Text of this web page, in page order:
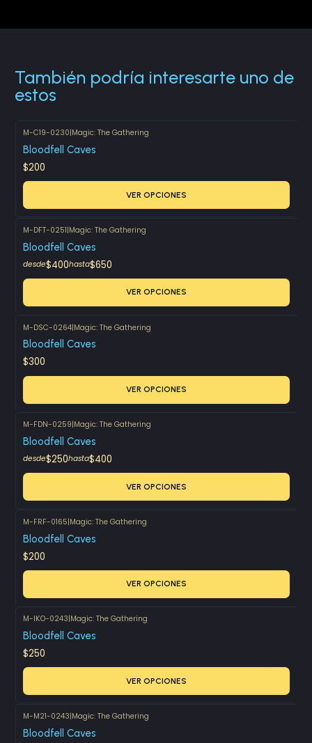
También podría interesarte uno de
estos
M-C19-0230|Magic: The Gathering
Bloodfell Caves
$200
VER OPCIONES
M-DFT-0251|Magic: The Gathering
Bloodfell Caves
desde$400hasta$650
VER OPCIONES
M-DSC-0264|Magic: The Gathering
Bloodfell Caves
$300
VER OPCIONES
M-FDN-0259|Magic: The Gathering
Bloodfell Caves
desde$250hasta$400
VER OPCIONES
M-FRF-0165|Magic: The Gathering
Bloodfell Caves
$200
VER OPCIONES
M-IKO-0243|Magic: The Gathering
Bloodfell Caves
$250
VER OPCIONES
M-M21-0243|Magic: The Gathering
Bloodfell Caves